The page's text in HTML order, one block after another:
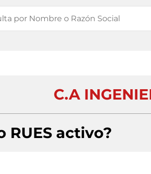
C.A
RUES activo?